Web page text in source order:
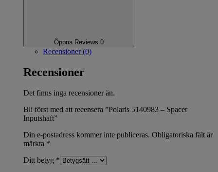
Öppna Reviews 0
Recensioner (0)
Recensioner
Det finns inga recensioner än.
Bli först med att recensera ”Polaris 5140983 – Spacer
Inputshaft”
Din e-postadress kommer inte publiceras. Obligatoriska fält är
märkta *
Ditt betyg *